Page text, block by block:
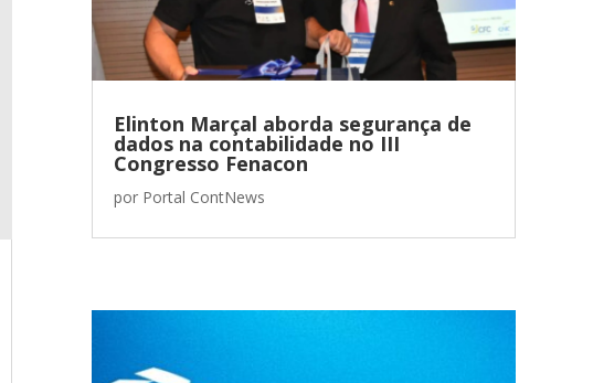
Elinton Marçal aborda segurança de
dados na contabilidade no III
Congresso Fenacon
por Portal ContNews